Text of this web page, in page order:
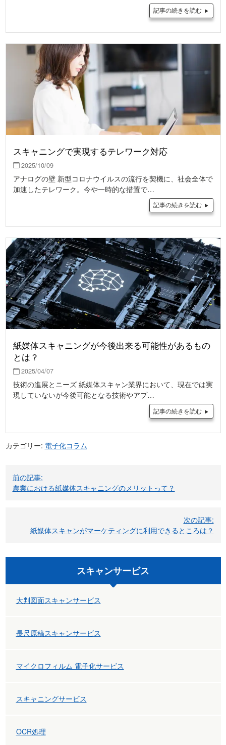
記事の続きを読む
スキャニングで実現するテレワーク対応
2025/10/09
アナログの壁 新型コロナウイルスの流行を契機に、社会全体で
加速したテレワーク。今や一時的な措置で…
記事の続きを読む
紙媒体スキャニングが今後出来る可能性があるもの
とは？
2025/04/07
技術の進展とニーズ 紙媒体スキャン業界において、現在では実
現していないが今後可能となる技術やアプ…
記事の続きを読む
カテゴリー: 電子化コラム
投
稿
ー
ョ
ン
前の記事:
農業における紙媒体スキャニングのメリットって？
次の記事:
紙媒体スキャンがマーケティングに利用できるところは？
スキャンサービス
大判図面スキャンサービス
長尺原稿スキャンサービス
マイクロフィルム 電子化サービス
スキャニングサービス
OCR処理